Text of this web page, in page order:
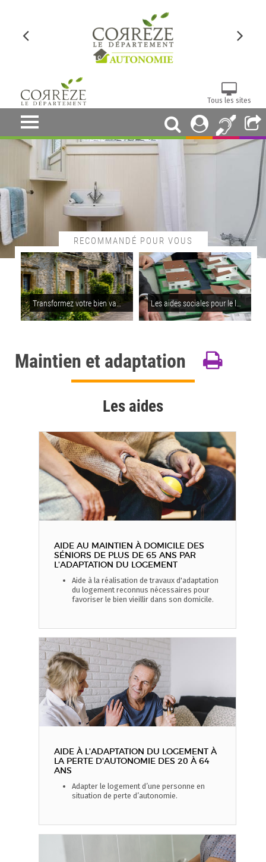
Tous les sites
RECOMMANDÉ POUR VOUS
Transformez votre bien vacant en projet concret Les aides sociales pour le logement
Maintien et adaptation
Les aides
AIDE AU MAINTIEN À DOMICILE DES
SÉNIORS DE PLUS DE 65 ANS PAR
L'ADAPTATION DU LOGEMENT
Aide à la réalisation de travaux d'adaptation
du logement reconnus nécessaires pour
favoriser le bien vieillir dans son domicile.
AIDE À L'ADAPTATION DU LOGEMENT À
LA PERTE D'AUTONOMIE DES 20 À 64
ANS
Adapter le logement d’une personne en
situation de perte d’autonomie.